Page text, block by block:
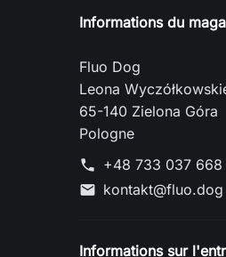
Informations du
Fluo Dog
Leona
65-140 Zielona Góra
Pologne
phone +48 733 037 668
mail kontakt@fluo.dog
Informations sur